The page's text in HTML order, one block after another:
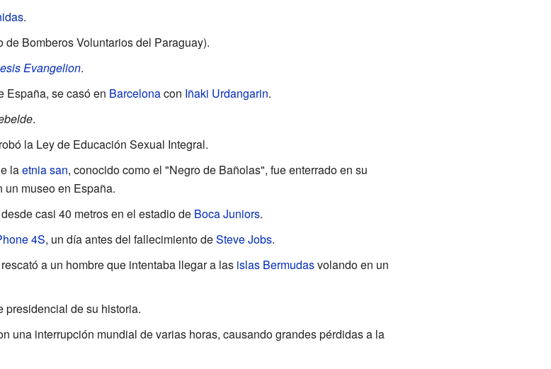
.
Bomberos Voluntarios del Paraguay).
Evangelion.
España, se casó en Barcelonacon Iñaki Urdangarin.
.
la Ley de Educación Sexual Integral.
laetnia san, conocido como el "Negro de Bañolas", fue enterrado en su
museo en España.
casi 40 metros en el estadio de Boca Juniors.
4S, un día antes del fallecimiento deSteve Jobs.
a un hombre que intentaba llegar a las islas Bermudasvolando en un
de su historia.
una interrupción mundial de varias horas, causando grandes pérdidas a la